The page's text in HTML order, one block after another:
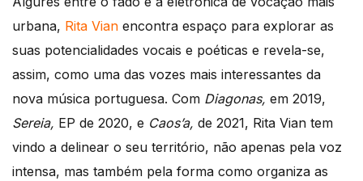
urbana, Rita Vian encontra espaço para explorar as
suas potencialidades vocais e poéticas e revela-se,
assim, como uma das vozes mais interessantes da
nova música portuguesa. Com Diagonas, em 2019,
Sereia, EP de 2020, e Caos’a, de 2021, Rita Vian tem
vindo a delinear o seu território, não apenas pela voz
intensa, mas também pela forma como organiza as